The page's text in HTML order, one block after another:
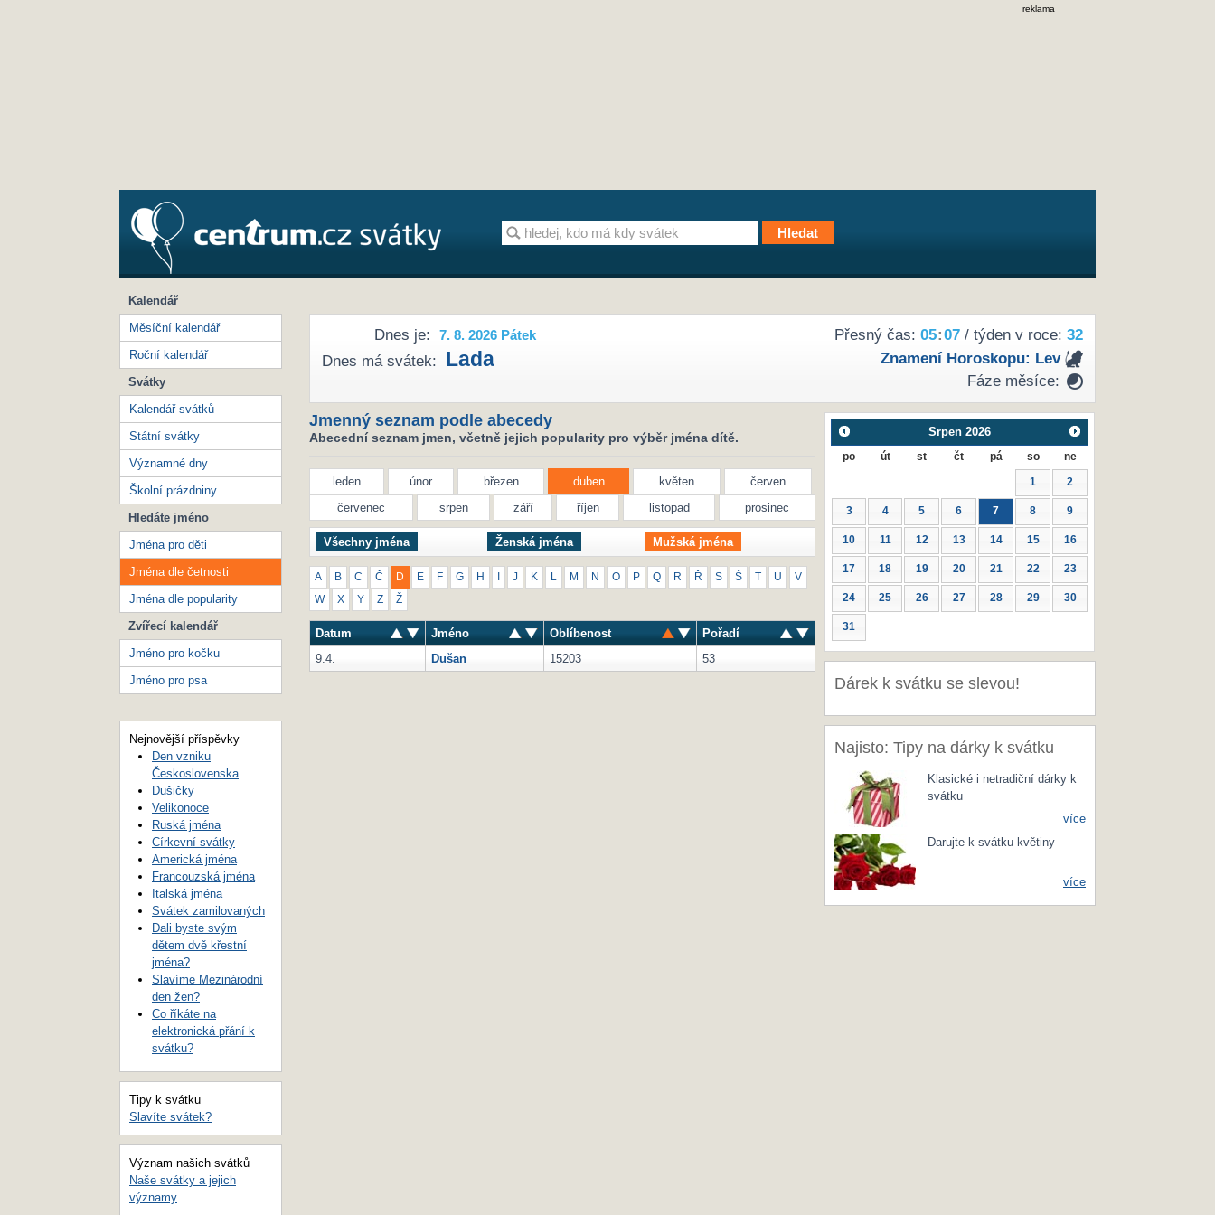
reklama
Přesný čas: 05:07/ týden v roce: 32
Znamení Horoskopu: Lev
Fáze měsíce:
Dnes je: 7. 8. 2026 Pátek
Dnes má svátek: Lada
Jmenný seznam podle abecedy
Abecední seznam jmen, včetně jejich popularity pro výběr jména dítě.
leden únor březen duben květen
červen
červenec
srpen září říjen listopad prosinec
Všechny jména Ženská jména Mužská jména
A B C Č D E F G H J K M N O P Q R Ř S Š U V
W X Y Z Ž
Datum Jméno Oblíbenost
Pořadí
9.4.
Dušan 15203 53
Srpen 2026
po út st čt pá so ne
1 2
3 4 5 6 7 8 9
10 11 12 13 14 15 16
17 18 19 20 21 22 23
24 25 26 27 28 29 30
31
Dárek k svátku se slevou!
Najisto: Tipy na dárky k svátku
Klasické i netradiční dárky k
svátku
více
Darujte k svátku květiny
více
Kalendář
Měsíční kalendář
Roční kalendář
Svátky
Kalendář svátků
Státní svátky
Významné dny
Školní prázdniny
Hledáte jméno
Jména pro děti
Jména dle četnosti
Jména dle popularity
Zvířecí kalendář
Jméno pro kočku
Jméno pro psa
Nejnovější příspěvky
Den vzniku
Československa
Dušičky
Velikonoce
Ruská jména
Církevní svátky
Americká jména
Francouzská jména
Italská jména
Svátek zamilovaných
Dali byste svým
dětem dvě křestní
jména?
Slavíme Mezinárodní
den žen?
Co říkáte na
elektronická přání k
svátku?
Tipy k svátku
Slavíte svátek?
Význam našich svátků
Naše svátky a jejich
významy